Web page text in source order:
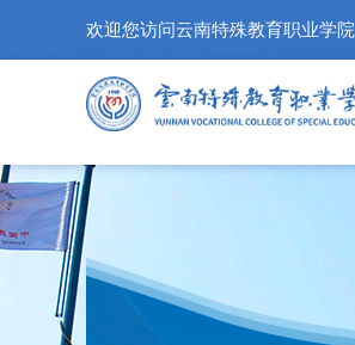
欢迎您访问云南特殊教育职业学院